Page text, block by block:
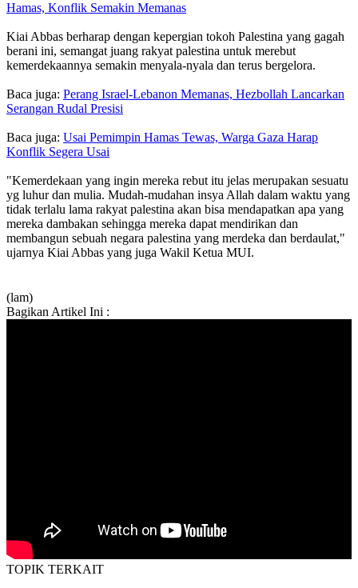
Hamas, Konflik Semakin Memanas
Kiai Abbas berharap dengan kepergian tokoh Palestina yang gagah
berani ini, semangat juang rakyat palestina untuk merebut
kemerdekaannya semakin menyala-nyala dan terus bergelora.
Baca juga: Perang Israel-Lebanon Memanas, Hezbollah Lancarkan
Serangan Rudal Presisi
Baca juga: Usai Pemimpin Hamas Tewas, Warga Gaza Harap
Konflik Segera Usai
"Kemerdekaan yang ingin mereka rebut itu jelas merupakan sesuatu
yg luhur dan mulia. Mudah-mudahan insya Allah dalam waktu yang
tidak terlalu lama rakyat palestina akan bisa mendapatkan apa yang
mereka dambakan sehingga mereka dapat mendirikan dan
membangun sebuah negara palestina yang merdeka dan berdaulat,"
ujarnya Kiai Abbas yang juga Wakil Ketua MUI.
(lam)
Bagikan Artikel Ini :
TOPIK TERKAIT